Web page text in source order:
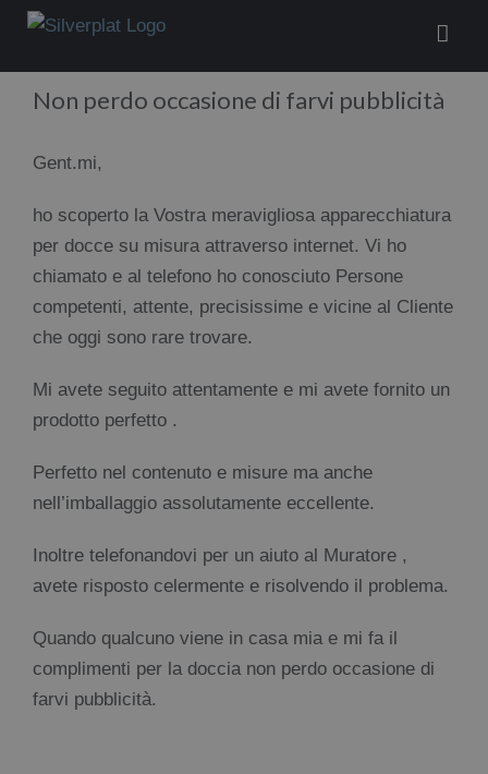
Salta
contenuto
Non perdo occasione di farvi pubblicità
Gent.mi,
ho scoperto la Vostra meravigliosa apparecchiatura
per docce su misura attraverso internet. Vi ho
chiamato e al telefono ho conosciuto Persone
competenti, attente, precisissime e vicine al Cliente
che oggi sono rare trovare.
Mi avete seguito attentamente e mi avete fornito un
prodotto perfetto .
Perfetto nel contenuto e misure ma anche
nell’imballaggio assolutamente eccellente.
Inoltre telefonandovi per un aiuto al Muratore ,
avete risposto celermente e risolvendo il problema.
Quando qualcuno viene in casa mia e mi fa il
complimenti per la doccia non perdo occasione di
farvi pubblicità.